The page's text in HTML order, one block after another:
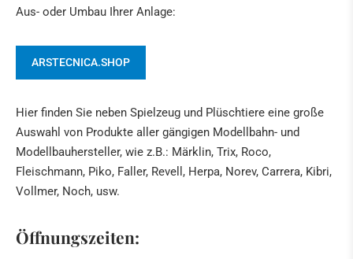
Aus- oder Umbau Ihrer Anlage:
ARSTECNICA.SHOP
Hier finden Sie neben Spielzeug und Plüschtiere eine große
Auswahl von Produkte aller gängigen Modellbahn- und
Modellbauhersteller, wie z.B.: Märklin, Trix, Roco,
Fleischmann, Piko, Faller, Revell, Herpa, Norev, Carrera, Kibri,
Vollmer, Noch, usw.
Öffnungszeiten: